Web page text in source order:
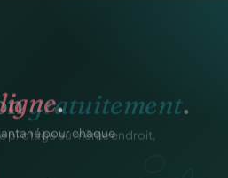
gratuitement.
pilotage au même endroit,